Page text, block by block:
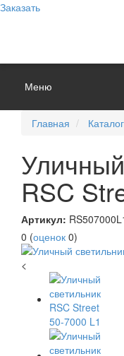
Заказать
Меню
Главная Каталог
RSC
Артикул:
0 (оценок 0)
<